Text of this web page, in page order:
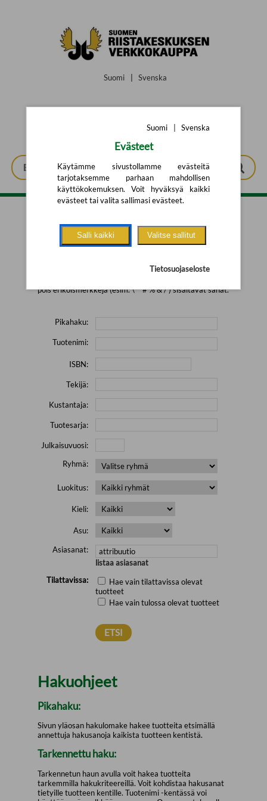
Suomi Svenska
Tarkennettu haku
pois erikoismerkkejä (esim. \' " # % & / ) sisältävät sanat.
Pikahaku:
Tuotenimi:
ISBN:
Tekijä:
Kustantaja:
Tuotesarja:
Julkaisuvuosi:
Ryhmä:
Luokitus:
Kieli:
Asu:
Asiasanat:
listaa asiasanat
Tilattavissa:
Hae vain tilattavissa olevat
tuotteet
Hae vain tulossa olevat tuotteet
Hakuohjeet
Pikahaku:
Sivun yläosan hakulomake hakee tuotteita etsimällä
annettuja hakusanoja kaikista tuotteen kentistä.
Tarkennettu haku:
Tarkennetun haun avulla voit hakea tuotteita
tarkemmilla hakukriteereillä. Voit kohdistaa hakusanat
tietyille tuotteen kentille. Tuotenimi -kentässä voi
Suomi Svenska
Evästeet
Käytämme sivustollamme evästeitä
tarjotaksemme parhaan mahdollisen
käyttökokemuksen. Voit hyväksyä kaikki
evästeet tai valita sallimasi evästeet.
Salli kaikki Valitse sallitut
Tietosuojaseloste